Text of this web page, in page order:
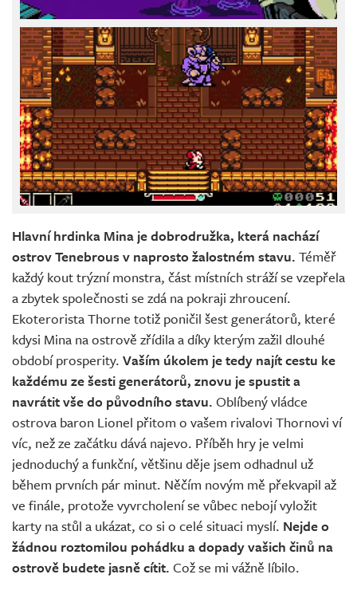
Hlavní hrdinka Mina je dobrodružka, která nachází
ostrov Tenebrous v naprosto žalostném stavu. Téměř
každý kout trýzní monstra, část místních stráží se vzepřela
a zbytek společnosti se zdá na pokraji zhroucení.
Ekoterorista Thorne totiž poničil šest generátorů, které
kdysi Mina na ostrově zřídila a díky kterým zažil dlouhé
období prosperity. Vaším úkolem je tedy najít cestu ke
každému ze šesti generátorů, znovu je spustit a
navrátit vše do původního stavu. Oblíbený vládce
ostrova baron Lionel přitom o vašem rivalovi Thornovi ví
víc, než ze začátku dává najevo. Příběh hry je velmi
jednoduchý a funkční, většinu děje jsem odhadnul už
během prvních pár minut. Něčím novým mě překvapil až
ve finále, protože vyvrcholení se vůbec nebojí vyložit
karty na stůl a ukázat, co si o celé situaci myslí. Nejde o
žádnou roztomilou pohádku a dopady vašich činů na
ostrově budete jasně cítit. Což se mi vážně líbilo.